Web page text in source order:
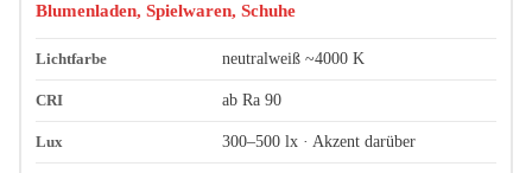
Blumenladen, Spielwaren, Schuhe
neutralweiß ~4000 K
ab Ra 90
300–500 lx · Akzent darüber